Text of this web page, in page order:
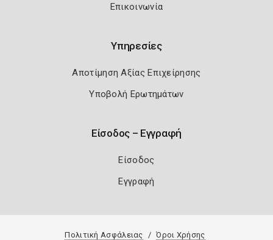
Επικοινωνία
Υπηρεσίες
Αποτίμηση Αξίας Επιχείρησης
Υποβολή Ερωτημάτων
Είσοδος – Εγγραφή
Είσοδος
Εγγραφή
Πολιτική Ασφάλειας Όροι Χρήσης